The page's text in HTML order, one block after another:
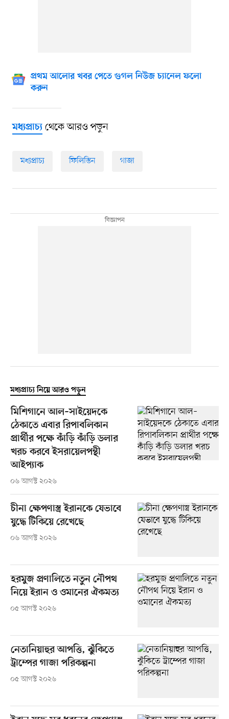
প্রথম আলোর খবর পেতে গুগল নিউজ চ্যানেল ফলো
করুন
মধ্যপ্রাচ্যথেকে আরও পড়ুন
মধ্যপ্রাচ্য ফিলিস্তিন গাজা
মধ্যপ্রাচ্য নিয়ে আরও পড়ুন
মিশিগানে আল–সাইয়েদকে
ঠেকাতে এবার রিপাবলিকান
প্রার্থীর পক্ষে কাঁড়ি কাঁড়ি ডলার
খরচ করবে ইসরায়েলপন্থী
আইপ্যাক
০৬ আগস্ট ২০২৬
চীনা ক্ষেপণাস্ত্র ইরানকে যেভাবে
যুদ্ধে টিকিয়ে রেখেছে
০৬ আগস্ট ২০২৬
হরমুজ প্রণালিতে নতুন নৌপথ
নিয়ে ইরান ও ওমানের ঐকমত্য
০৫ আগস্ট ২০২৬
নেতানিয়াহুর আপত্তি, ঝুঁকিতে
ট্রাম্পের গাজা পরিকল্পনা
০৫ আগস্ট ২০২৬